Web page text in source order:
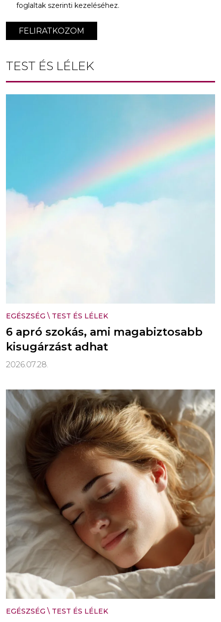
FELIRATKOZOM
foglaltak szerinti kezeléséhez.
TEST ÉS LÉLEK
EGÉSZSÉG \ TEST ÉS LÉLEK
6 apró szokás, ami magabiztosabb
kisugárzást adhat
2026.07.28.
EGÉSZSÉG \ TEST ÉS LÉLEK